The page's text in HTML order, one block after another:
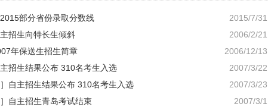
2015/7/31
部分省份录取分数线
2006/2/21
招生向特长生倾斜
2006/12/13
年保送生招生简章
2007/3/22
招生结果公布 310名考生入选
2007/3/23
］自主招生结果公布 310名考生入选
2007/3/1
］自主招生青岛考试结束